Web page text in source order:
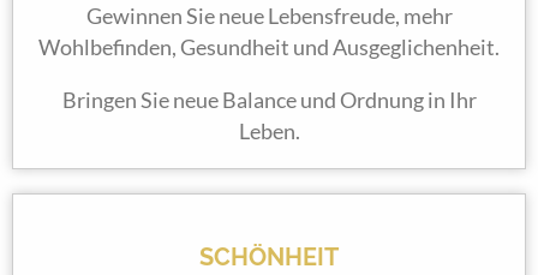
Gewinnen Sie neue Lebensfreude, mehr
Wohlbefinden, Gesundheit und Ausgeglichenheit.
Bringen Sie neue Balance und Ordnung in Ihr
Leben.
SCHÖNHEIT